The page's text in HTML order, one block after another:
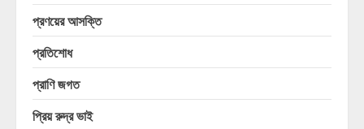
প্রণয়ের আসক্তি
প্রতিশোধ
প্রাণি জগত
প্রিয় রুদ্র ভাই